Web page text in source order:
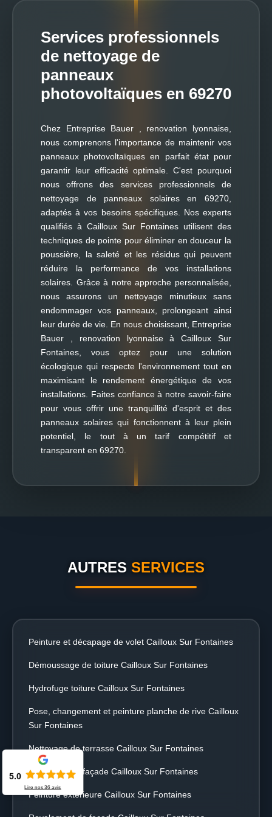
Services professionnels
de nettoyage de
panneaux
photovoltaïques en 69270
Chez Entreprise Bauer , renovation lyonnaise,
nous comprenons l'importance de maintenir vos
panneaux photovoltaïques en parfait état pour
garantir leur efficacité optimale. C'est pourquoi
nous offrons des services professionnels de
nettoyage de panneaux solaires en 69270,
adaptés à vos besoins spécifiques. Nos experts
qualifiés à Cailloux Sur Fontaines utilisent des
techniques de pointe pour éliminer en douceur la
poussière, la saleté et les résidus qui peuvent
réduire la performance de vos installations
solaires. Grâce à notre approche personnalisée,
nous assurons un nettoyage minutieux sans
endommager vos panneaux, prolongeant ainsi
leur durée de vie. En nous choisissant, Entreprise
Bauer , renovation lyonnaise à Cailloux Sur
Fontaines, vous optez pour une solution
écologique qui respecte l'environnement tout en
maximisant le rendement énergétique de vos
installations. Faites confiance à notre savoir-faire
pour vous offrir une tranquillité d'esprit et des
panneaux solaires qui fonctionnent à leur plein
potentiel, le tout à un tarif compétitif et
transparent en 69270.
AUTRES SERVICES
Peinture et décapage de volet Cailloux Sur Fontaines
Démoussage de toiture Cailloux Sur Fontaines
Hydrofuge toiture Cailloux Sur Fontaines
Pose, changement et peinture planche de rive Cailloux
Sur Fontaines
Nettoyage de terrasse Cailloux Sur Fontaines
Nettoyage de façade Cailloux Sur Fontaines
Peinture extérieure Cailloux Sur Fontaines
5.0
Lire nos36 avis